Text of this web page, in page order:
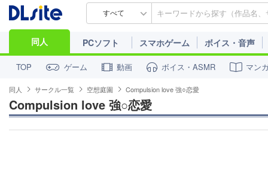
すべて
同人 PCソフト スマホゲーム ボイス・音声
TOP ゲーム 動画 ボイス・ASMR マン
同人 サークル一覧 空想庭園 Compulsion love 強○恋愛
Compulsion love 強○恋愛